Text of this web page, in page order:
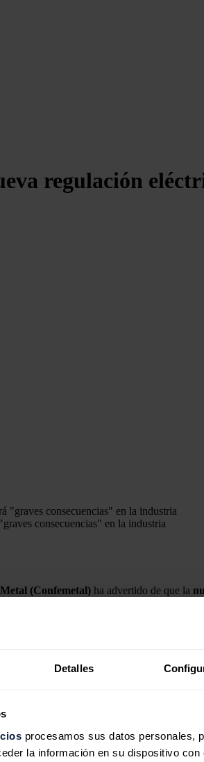
Detalles
procesamos sus datos personales,
la información en su dispositivo
regulación
consecuencias" en la industria
(Confemetal) ha advertido de que la
están generando una fuerte polémica.
de la retribución a todos los contratos
provoca "inseguridad jurídica" y
que las empresas consumidoras
de esa obligación hasta que se
para satisfacer lademanda